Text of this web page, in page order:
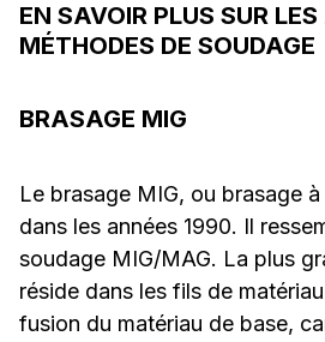
EN SAVOIR PLUS SUR
MÉTHODES DE SOUDAGE
BRASAGE MIG
Le brasage MIG, ou brasage
dans les années 1990. Il
soudage MIG/MAG. La plus
réside dans les fils de
fusion du matériau de base,